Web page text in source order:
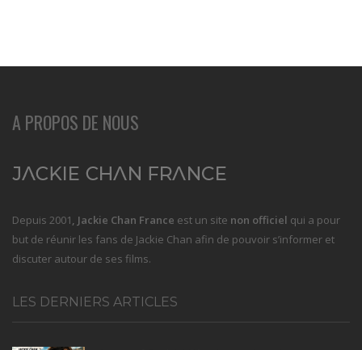
A PROPOS DE NOUS
Depuis 2001 , Jackie Chan France est un site non officiel qui a pour
but de réunir les fans de Jackie Chan afin de pouvoir s’informer et
discuter autour de ses films.
LES DERNIERS ARTICLES